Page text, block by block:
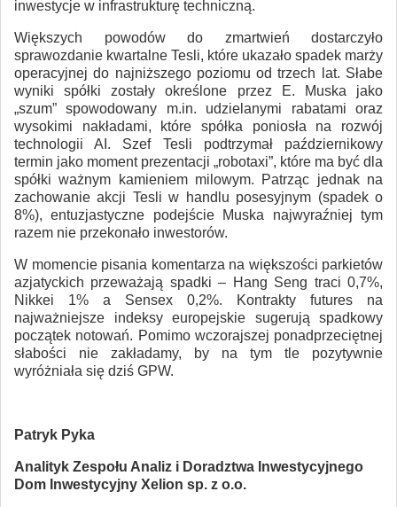
inwestycje w infrastrukturę techniczną.
Większych powodów do zmartwień dostarczyło
sprawozdanie kwartalne Tesli, które ukazało spadek marży
operacyjnej do najniższego poziomu od trzech lat. Słabe
wyniki spółki zostały określone przez E. Muska jako
„szum” spowodowany m.in. udzielanymi rabatami oraz
wysokimi nakładami, które spółka poniosła na rozwój
technologii AI. Szef Tesli podtrzymał październikowy
termin jako moment prezentacji „robotaxi”, które ma być dla
spółki ważnym kamieniem milowym. Patrząc jednak na
zachowanie akcji Tesli w handlu posesyjnym (spadek o
8%), entuzjastyczne podejście Muska najwyraźniej tym
razem nie przekonało inwestorów.
W momencie pisania komentarza na większości parkietów
azjatyckich przeważają spadki – Hang Seng traci 0,7%,
Nikkei 1% a Sensex 0,2%. Kontrakty futures na
najważniejsze indeksy europejskie sugerują spadkowy
początek notowań. Pomimo wczorajszej ponadprzeciętnej
słabości nie zakładamy, by na tym tle pozytywnie
wyróżniała się dziś GPW.
Patryk Pyka
Analityk Zespołu Analiz i Doradztwa Inwestycyjnego
Dom Inwestycyjny Xelion sp. z o.o.